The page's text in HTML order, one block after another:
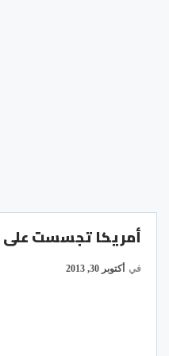
أمريكا تجسست على
في أكتوبر 30, 2013